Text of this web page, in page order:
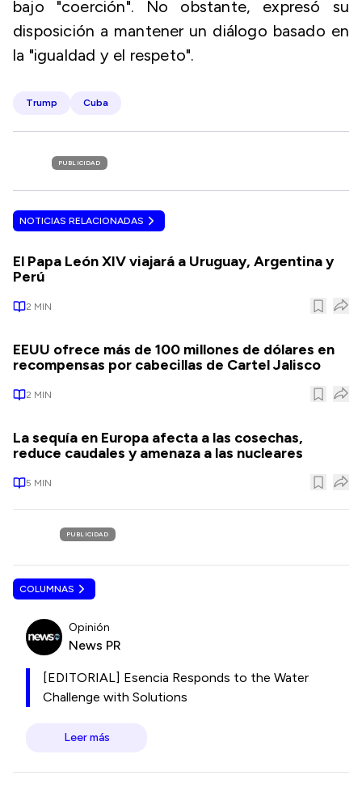
bajo "coerción". No obstante, expresó su
disposición a mantener un diálogo basado en
la "igualdad y el respeto".
Trump Cuba
PUBLICIDAD
NOTICIAS RELACIONADAS
El Papa León XIV viajará a Uruguay, Argentina y
Perú
2 MIN
EEUU ofrece más de 100 millones de dólares en
recompensas por cabecillas de Cartel Jalisco
2 MIN
La sequía en Europa afecta a las cosechas,
reduce caudales y amenaza a las nucleares
5 MIN
PUBLICIDAD
COLUMNAS
Opinión
News PR
[EDITORIAL] Esencia Responds to the Water
Challenge with Solutions
Leer más